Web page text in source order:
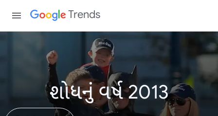
Trends
શોધનું વર્ષ 2013